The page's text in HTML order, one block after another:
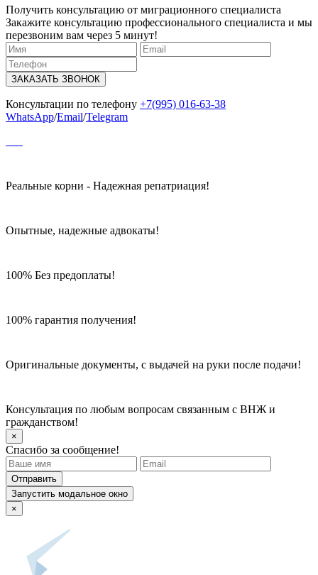
Получить консультацию от миграционного специалиста
Закажите консультацию профессионального специалиста и мы
перезвоним вам через 5 минут!
ЗАКАЗАТЬ ЗВОНОК
Консультации по телефону +7(995) 016-63-38
WhatsApp/Email/Telegram
Реальные корни - Надежная репатриация!
Опытные, надежные адвокаты!
100% Без предоплаты!
100% гарантия получения!
Оригинальные документы, с выдачей на руки после подачи!
Консультация по любым вопросам связанным с ВНЖ и
гражданством!
×
Спасибо за сообщение!
Отправить
Запустить модальное окно
×